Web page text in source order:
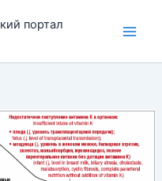
портал